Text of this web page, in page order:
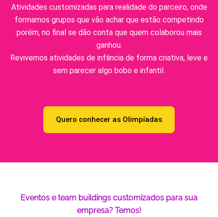
Atividades customizadas para realidade do parceiro, onde
formamos grupos que vão achar que estão competindo
porém, no final se dão conta que quem colaborou mais
ganhou.
Revivemos atividades de infância de forma criativa, leve e
sem parecer algo bobo e infantil.
Quero conhecer as Olimpíadas
Eventos e team buildings customizados para sua
empresa? Temos!